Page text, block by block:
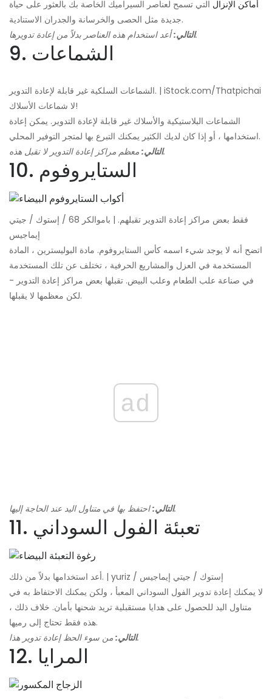
أماكن الإنزال التي تسمح لعناصر السيراميك الخاصة بك بالعثور على حياة
جديدة مثل الحصى والخرسانة والجدران الاستنادية.
التالي:أعد استخدام هذه العناصر بدلاً من إعادة تدويرها.
9. الشماعات
الشماعات السلكية غير قابلة لإعادة التدوير. | iStock.com/Thatpichai
لا شماعات الأسلاك!
الشماعات البلاستيكية والأسلاك غير قابلة لإعادة التدوير. يمكن إعادة
استخدامها ، أو إذا كان لديك الكثير يمكنك التبرع بها لمتجر التوفير المحلي.
التالي:معظم مراكز إعادة التدوير لا تقبل هذه.
10. الستايروفوم
فقط بعض مراكز إعادة التدوير تقبلهم. | باموالكر 68 / إستوك / جيتي
إيماجيس
اتضح أنه لا يوجد شيء اسمه كأس الستايروفوم. مادة البوليسترين ، المادة
المستخدمة في العزل والمشاريع الحرفية ، تختلف عن تلك المستخدمة
في صناعة علب الطعام وعلب البيض. تقبلها بعض مراكز إعادة التدوير -
لكن معظمها لا يقبلها.
ad
التالي:احتفظ بها في متناول اليد عند الحاجة إليها.
11. تعبئة الفول السوداني
أعد استخدامها بدلاً من ذلك. | yuriz / إستوك / جيتي إيماجيس
لا يمكنك إعادة تدوير الفول السوداني المعبأ ، ولكن يمكنك الاحتفاظ به في
متناول اليد للحصول على هدايا مستقبلية تريد شحنها بأمان. خلاف ذلك ،
هذه فقط تحتاج إلى رميها.
التالي:من سوء الحظ إعادة تدوير هذا.
12. المرايا